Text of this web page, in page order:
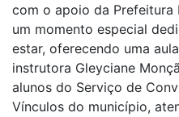
com o apoio da Prefeitura
um momento especial
estar, oferecendo uma
instrutora Gleyciane
alunos do Serviço de
Vínculos do município,